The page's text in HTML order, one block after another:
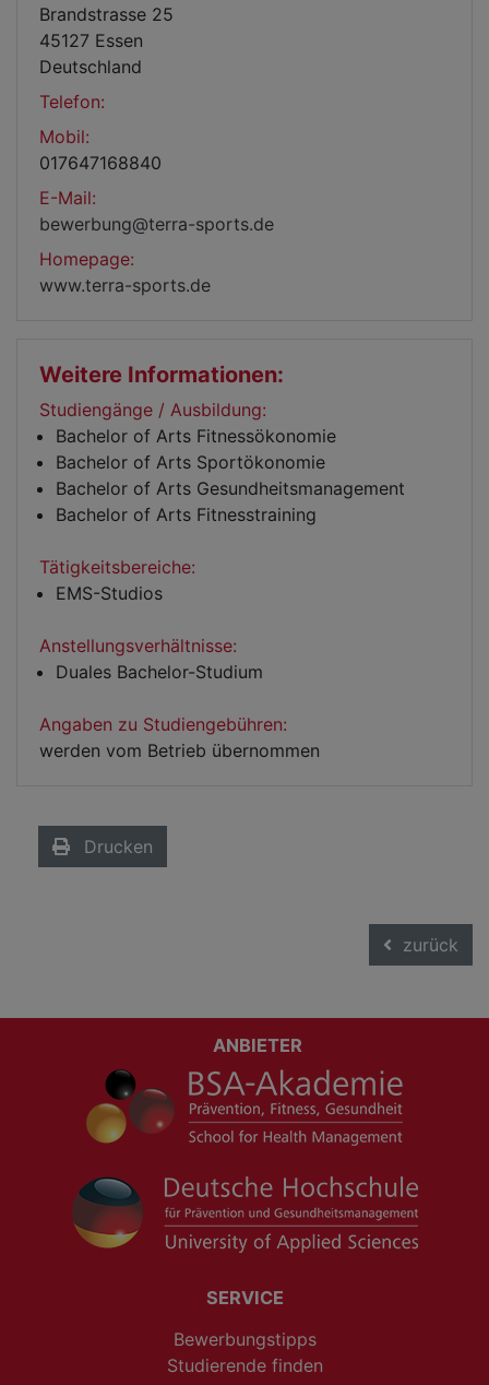
Brandstrasse 25
45127 Essen
Deutschland
Telefon:
Mobil:
017647168840
E-Mail:
bewerbung@terra-sports.de
Homepage:
www.terra-sports.de
Weitere Informationen:
Studiengänge / Ausbildung:
Bachelor of Arts Fitnessökonomie
Bachelor of Arts Sportökonomie
Bachelor of Arts Gesundheitsmanagement
Bachelor of Arts Fitnesstraining
Tätigkeitsbereiche:
EMS-Studios
Anstellungsverhältnisse:
Duales Bachelor-Studium
Angaben zu Studiengebühren:
werden vom Betrieb übernommen
Drucken
zurück
ANBIETER
SERVICE
Bewerbungstipps
Studierende finden